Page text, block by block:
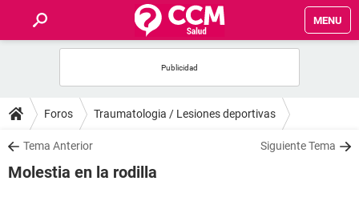
MENU
FOROS
SALUD
Foros Traumatologia / Lesiones deportivas
Tema Anterior Siguiente Tema
Molestia en la rodilla